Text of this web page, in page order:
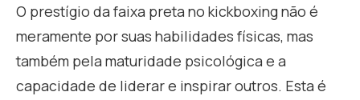
O prestígio da faixa preta no kickboxing não é
meramente por suas habilidades físicas, mas
também pela maturidade psicológica e a
capacidade de liderar e inspirar outros. Esta é